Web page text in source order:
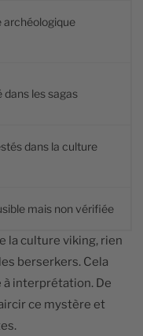
archéologique
les sagas
dans la culture
mais non vérifiée
la culture viking, rien
berserkers. Cela
interprétation. De
ce mystère et